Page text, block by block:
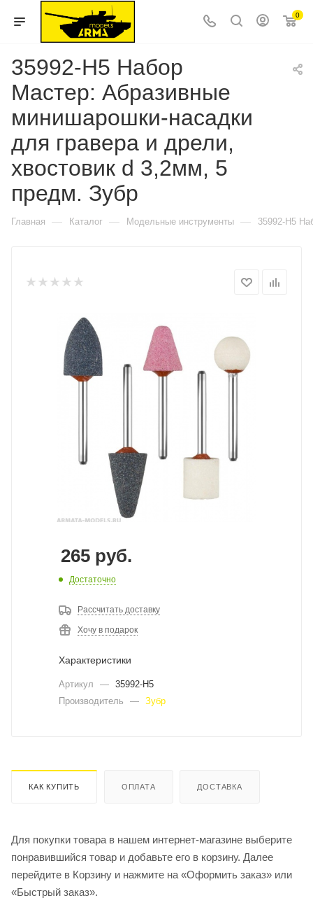
0
35992-H5 Набор
Мастер: Абразивные
минишарошки-насадки
для гравера и дрели,
хвостовик d 3,2мм, 5
предм. Зубр
Главная — Каталог — Модельные инструменты — 35992-H5
265 руб.
Достаточно
Рассчитать доставку
Хочу в подарок
Характеристики
Артикул — 35992-H5
Производитель
— Зубр
КАК КУПИТЬ ОПЛАТА ДОСТАВКА
Для покупки товара в нашем интернет-магазине выберите
понравившийся товар и добавьте его в корзину. Далее
перейдите в Корзину и нажмите на «Оформить заказ» или
«Быстрый заказ».